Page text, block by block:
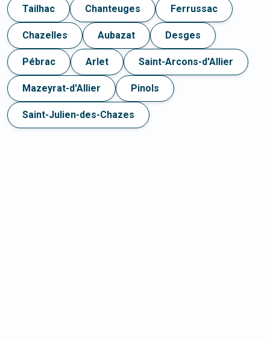
Tailhac Chanteuges Ferrussac
Chazelles Aubazat Desges
Pébrac Arlet Saint-Arcons-d'Allier
Mazeyrat-d'Allier Pinols
Saint-Julien-des-Chazes